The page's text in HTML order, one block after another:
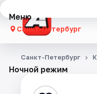
Меню
Санкт-Петербург
Концерты
Ночной режим
Санкт-Петербург